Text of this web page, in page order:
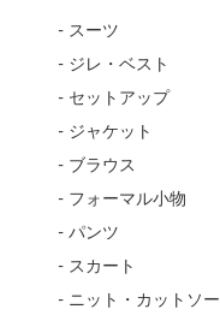
- スーツ
- ジレ・ベスト
- セットアップ
- ジャケット
- ブラウス
- フォーマル小物
- パンツ
- スカート
- ニット・カットソー